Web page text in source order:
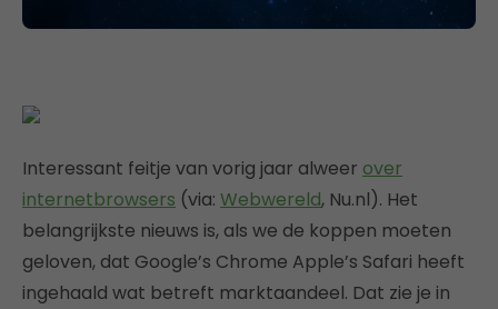
Interessant feitje van vorig jaar alweer over
internetbrowsers (via: Webwereld, Nu.nl). Het
belangrijkste nieuws is, als we de koppen moeten
geloven, dat Google’s Chrome Apple’s Safari heeft
ingehaald wat betreft marktaandeel. Dat zie je in